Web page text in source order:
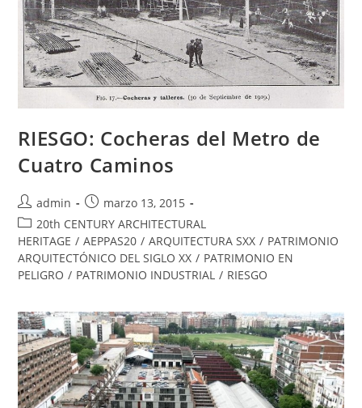
RIESGO: Cocheras del Metro de
Cuatro Caminos
admin
marzo 13, 2015
20th CENTURY ARCHITECTURAL
HERITAGE / AEPPAS20 / ARQUITECTURA SXX / PATRIMONIO
ARQUITECTÓNICO DEL SIGLO XX / PATRIMONIO EN
PELIGRO / PATRIMONIO INDUSTRIAL / RIESGO